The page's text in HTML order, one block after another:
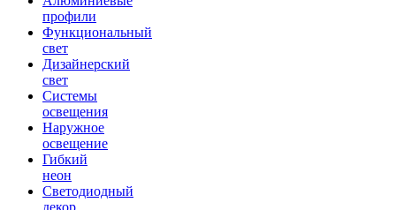
профили
Функциональный
свет
Дизайнерский
свет
Системы
освещения
Наружное
освещение
Гибкий
неон
Светодиодный
декор